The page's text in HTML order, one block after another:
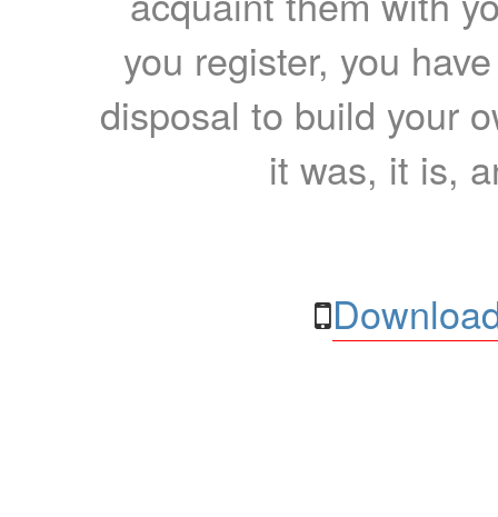
you register, you
disposal to build your
it was, it is,